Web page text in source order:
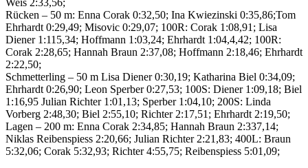
Weis 2:33,56;
Rücken – 50 m: Enna Corak 0:32,50; Ina Kwiezinski 0:35,86;Tom
Ehrhardt 0:29,49; Misovic 0:29,07; 100R: Corak 1:08,91; Lisa
Diener 1:115,34; Hoffmann 1:03,24; Ehrhardt 1:04,4,42; 100R:
Corak 2:28,65; Hannah Braun 2:37,08; Hoffmann 2:18,46; Ehrhardt
2:22,50;
Schmetterling – 50 m Lisa Diener 0:30,19; Katharina Biel 0:34,09;
Ehrhardt 0:26,90; Leon Sperber 0:27,53; 100S: Diener 1:09,18; Biel
1:16,95 Julian Richter 1:01,13; Sperber 1:04,10; 200S: Linda
Vorberg 2:48,30; Biel 2:55,10; Richter 2:17,51; Ehrhardt 2:19,50;
Lagen – 200 m: Enna Corak 2:34,85; Hannah Braun 2:337,14;
Niklas Reibenspiess 2:20,66; Julian Richter 2:21,83; 400L: Braun
5:32,06; Corak 5:32,93; Richter 4:55,75; Reibenspiess 5:01,09;